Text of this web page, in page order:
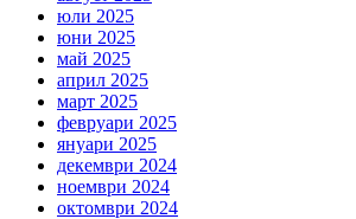
юли 2025
юни 2025
май 2025
април 2025
март 2025
февруари 2025
януари 2025
декември 2024
ноември 2024
октомври 2024